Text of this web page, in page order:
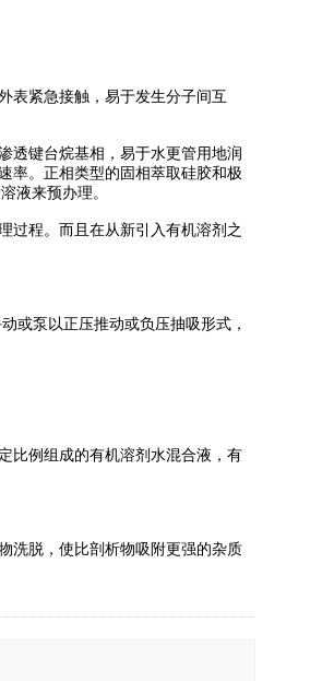
紧急接触，易于发生分子间互
键台烷基相，易于水更管用地润
率。正相类型的固相萃取硅胶和极
液来预办理。
程。而且在从新引入有机溶剂之
泵以正压推动或负压抽吸形式，
例组成的有机溶剂水混合液，有
脱，使比剖析物吸附更强的杂质